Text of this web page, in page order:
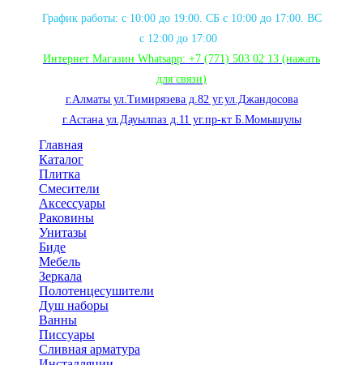
График работы: с 10:00 до 19:00. СБ с 10:00 до 17:00. ВС
с 12:00 до 17:00
Интернет Магазин Whatsapp: +7 (771) 503 02 13 (нажать
для связи)
г.Алматы ул.Тимирязева д.82 уг.ул.Джандосова
г.Астана ул.Дауылпаз д.11 уг.пр-кт Б.Момышулы
Главная
Каталог
Плитка
Смесители
Аксессуары
Раковины
Унитазы
Биде
Мебель
Зеркала
Полотенцесушители
Душ наборы
Ванны
Писсуары
Сливная арматура